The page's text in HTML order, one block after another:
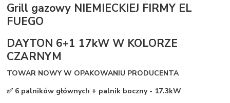
Grill gazowy NIEMIECKIEJ FIRMY EL
FUEGO
DAYTON 6+1 17kW W KOLORZE
CZARNYM
TOWAR NOWY W OPAKOWANIU PRODUCENTA
✅ 6 palników głównych + palnik boczny - 17.3kW